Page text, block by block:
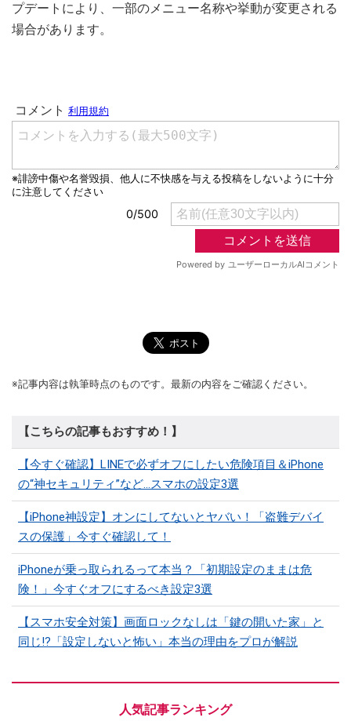
プデートにより、一部のメニュー名称や挙動が変更される
場合があります。
※記事内容は執筆時点のものです。最新の内容をご確認ください。
【こちらの記事もおすすめ！】
【今すぐ確認】LINEで必ずオフにしたい危険項目＆iPhone
の“神セキュリティ”など…スマホの設定3選
【iPhone神設定】オンにしてないとヤバい！「盗難デバイ
スの保護」今すぐ確認して！
iPhoneが乗っ取られるって本当？「初期設定のままは危
険！」今すぐオフにするべき設定3選
【スマホ安全対策】画面ロックなしは「鍵の開いた家」と
同じ!?「設定しないと怖い」本当の理由をプロが解説